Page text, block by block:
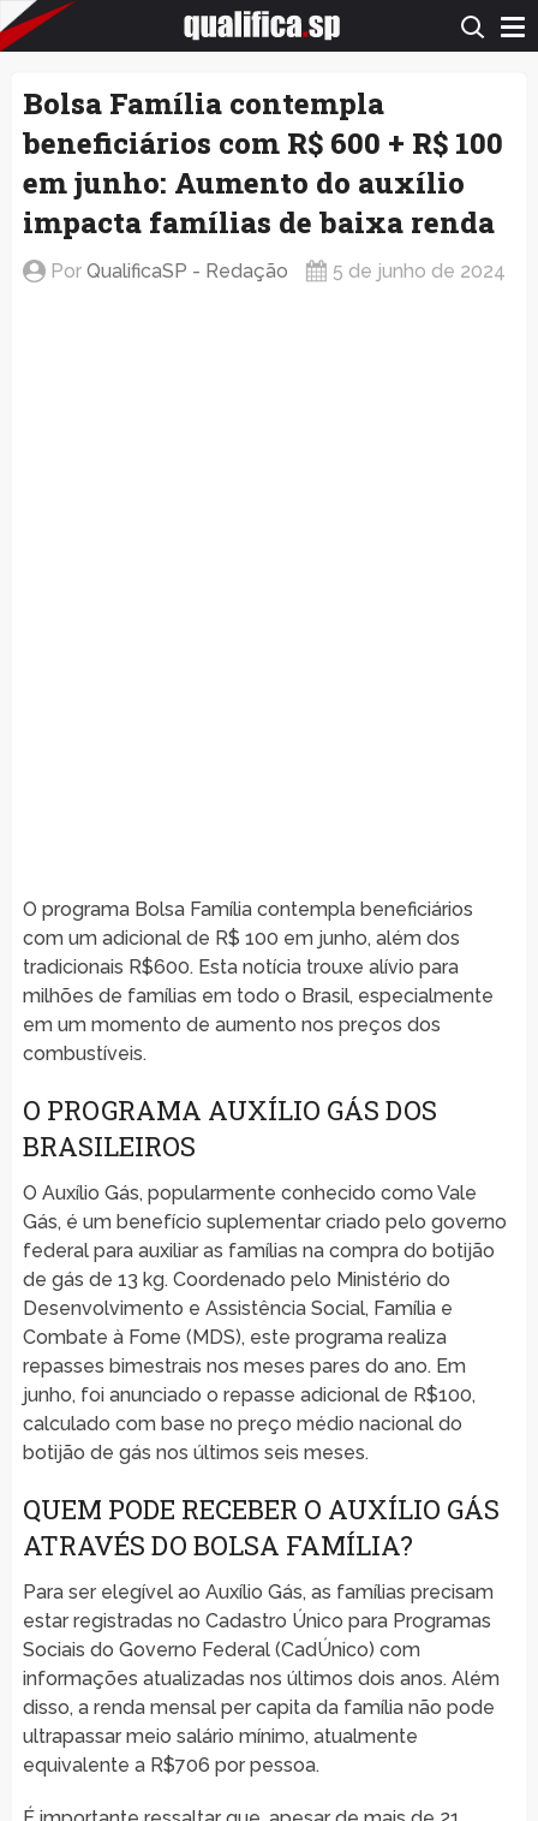
QualificaSP.com
Bolsa Família contempla
beneficiários com R$ 600 + R$ 100
em junho: Aumento do auxílio
impacta famílias de baixa renda
Por QualificaSP - Redação 5 de junho de 2024
O programa Bolsa Família contempla beneficiários
com um adicional de R$ 100 em junho, além dos
tradicionais R$600. Esta notícia trouxe alívio para
milhões de famílias em todo o Brasil, especialmente
em um momento de aumento nos preços dos
combustíveis.
O PROGRAMA AUXÍLIO GÁS DOS
BRASILEIROS
O Auxílio Gás, popularmente conhecido como Vale
Gás, é um benefício suplementar criado pelo governo
federal para auxiliar as famílias na compra do botijão
de gás de 13 kg. Coordenado pelo Ministério do
Desenvolvimento e Assistência Social, Família e
Combate à Fome (MDS), este programa realiza
repasses bimestrais nos meses pares do ano. Em
junho, foi anunciado o repasse adicional de R$100,
calculado com base no preço médio nacional do
botijão de gás nos últimos seis meses.
QUEM PODE RECEBER O AUXÍLIO GÁS
ATRAVÉS DO BOLSA FAMÍLIA?
Para ser elegível ao Auxílio Gás, as famílias precisam
estar registradas no Cadastro Único para Programas
Sociais do Governo Federal (CadÚnico) com
informações atualizadas nos últimos dois anos. Além
disso, a renda mensal per capita da família não pode
ultrapassar meio salário mínimo, atualmente
equivalente a R$706 por pessoa.